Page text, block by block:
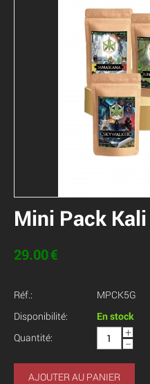
Mini Pack
29.00€
Réf.:
MPCK5G
Disponibilité:
En stock
Quantité:
+
−
AJOUTER AU PANIER